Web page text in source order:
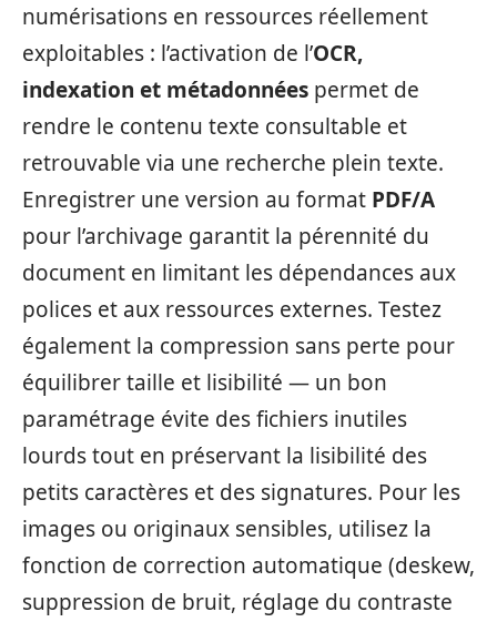
numérisations en ressources réellement
exploitables : l’activation de l’OCR,
indexation et métadonnées permet de
rendre le contenu texte consultable et
retrouvable via une recherche plein texte.
Enregistrer une version au format PDF/A
pour l’archivage garantit la pérennité du
document en limitant les dépendances aux
polices et aux ressources externes. Testez
également la compression sans perte pour
équilibrer taille et lisibilité — un bon
paramétrage évite des fichiers inutiles
lourds tout en préservant la lisibilité des
petits caractères et des signatures. Pour les
images ou originaux sensibles, utilisez la
fonction de correction automatique (deskew,
suppression de bruit, réglage du contraste